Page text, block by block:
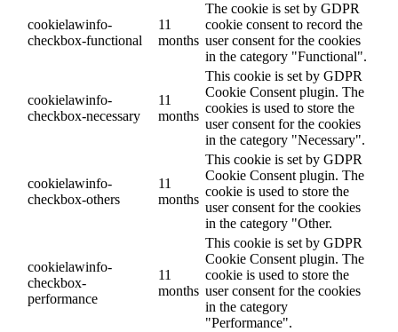
cookielawinfo-
checkbox-functional
11
months
The cookie is set by GDPR
cookie consent to record the
user consent for the cookies
in the category "Functional".
cookielawinfo-
checkbox-necessary
11
months
This cookie is set by GDPR
Cookie Consent plugin. The
cookies is used to store the
user consent for the cookies
in the category "Necessary".
cookielawinfo-
checkbox-others
11
months
This cookie is set by GDPR
Cookie Consent plugin. The
cookie is used to store the
user consent for the cookies
in the category "Other.
cookielawinfo-
checkbox-
performance
11
months
This cookie is set by GDPR
Cookie Consent plugin. The
cookie is used to store the
user consent for the cookies
in the category
"Performance".